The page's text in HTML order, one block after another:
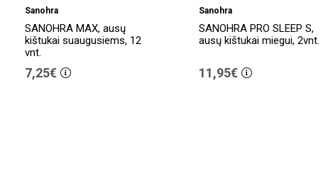
Sanohra
SANOHRA MAX, ausų
kištukai suaugusiems, 12
vnt.
7,25€
Sanohra
SANOHRA PRO SLEEP S,
ausų kištukai miegui, 2vnt.
11,95€